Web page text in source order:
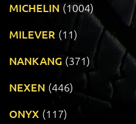
MICHELIN (1004)
MILEVER (11)
NANKANG (371)
NEXEN (446)
ONYX (117)